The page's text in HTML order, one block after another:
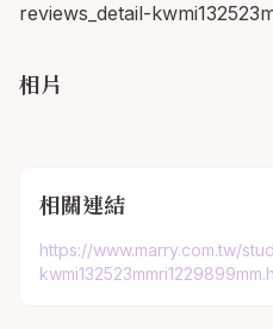
reviews_detail-
相片
相關連結
https://www.marry.com.tw/